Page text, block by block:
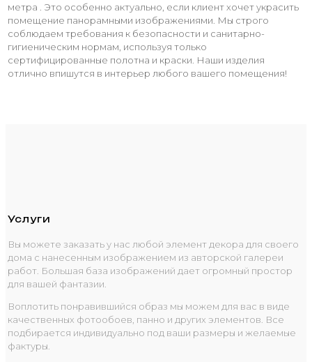
метра . Это особенно актуально, если клиент хочет украсить
помещение панорамными изображениями. Мы строго
соблюдаем требования к безопасности и санитарно-
гигиеническим нормам, используя только
сертифицированные полотна и краски. Наши изделия
отлично впишутся в интерьер любого вашего помещения!
Услуги
Вы можете заказать у нас любой элемент декора для своего
дома с нанесенным изображением из авторской галереи
работ. Большая база изображений дает огромный простор
для вашей фантазии.
Воплотить понравившийся образ мы можем для вас в виде
качественных фотообоев, панно и других элементов. Все
подбирается индивидуально под ваши размеры и желаемые
фактуры.